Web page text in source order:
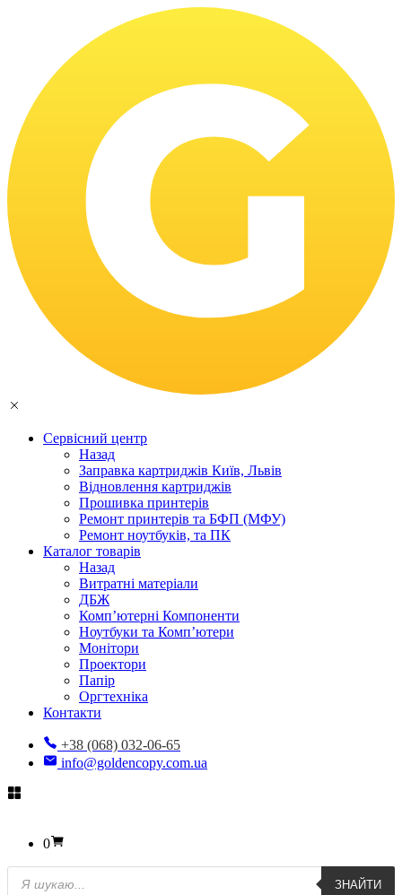
Сервісний центр
Назад
Заправка картриджів Київ, Львів
Відновлення картриджів
Прошивка принтерів
Ремонт принтерів та БФП (МФУ)
Ремонт ноутбуків, та ПК
Каталог товарів
Назад
Витратні матеріали
ДБЖ
Комп’ютерні Компоненти
Ноутбуки та Комп’ютери
Монітори
Проектори
Папір
Оргтехніка
Контакти
+38 (068) 032-06-65
info@goldencopy.com.ua
0
Пошук
товарів
ЗНАЙТИ